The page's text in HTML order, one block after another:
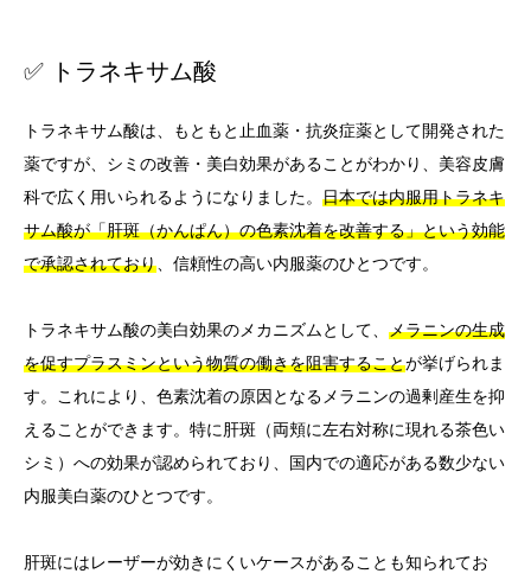
✅ トラネキサム酸
トラネキサム酸は、もともと止血薬・抗炎症薬として開発された
薬ですが、シミの改善・美白効果があることがわかり、美容皮膚
科で広く用いられるようになりました。 日本では内服用トラネキ
サム酸が「肝斑（かんぱん）の色素沈着を改善する」という効能
で承認されており 、信頼性の高い内服薬のひとつです。
トラネキサム酸の美白効果のメカニズムとして、 メラニンの生成
を促すプラスミンという物質の働きを阻害することが挙げられま
す。これにより、色素沈着の原因となるメラニンの過剰産生を抑
えることができます。特に肝斑（両頬に左右対称に現れる茶色い
シミ）への効果が認められており、国内での適応がある数少ない
内服美白薬のひとつです。
肝斑にはレーザーが効きにくいケースがあることも知られてお